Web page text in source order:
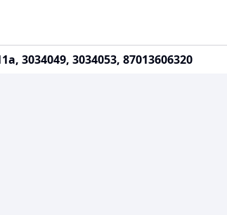
3034049, 3034053, 87013606320